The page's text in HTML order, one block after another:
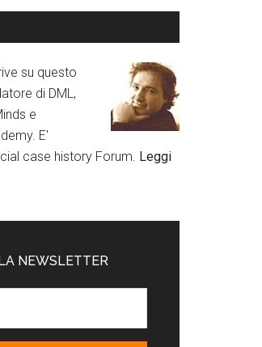
su questo
di DML,
e
E'
case history Forum. Leggi
NEWSLETTER